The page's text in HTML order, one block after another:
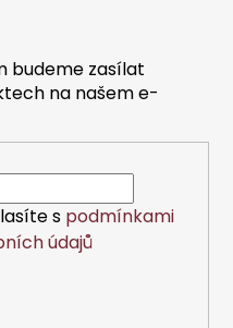
budeme zasílat
na našem e-
s podmínkami
údajů